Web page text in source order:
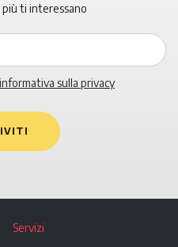
ti interessano
informativa sulla privacy
Servizi